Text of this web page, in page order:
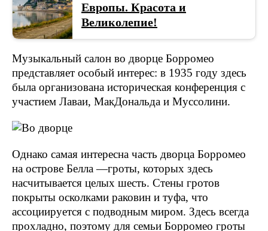
Европы. Красота и
Великолепие!
Музыкальный салон во дворце Борромео
представляет особый интерес: в 1935 году здесь
была организована историческая конференция с
участием Лаваи, МакДональда и Муссолини.
Однако самая интересна часть дворца Борромео
на острове Белла —гроты, которых здесь
насчитывается целых шесть. Стены гротов
покрыты осколками раковин и туфа, что
ассоциируется с подводным миром. Здесь всегда
прохладно, поэтому для семьи Борромео гроты